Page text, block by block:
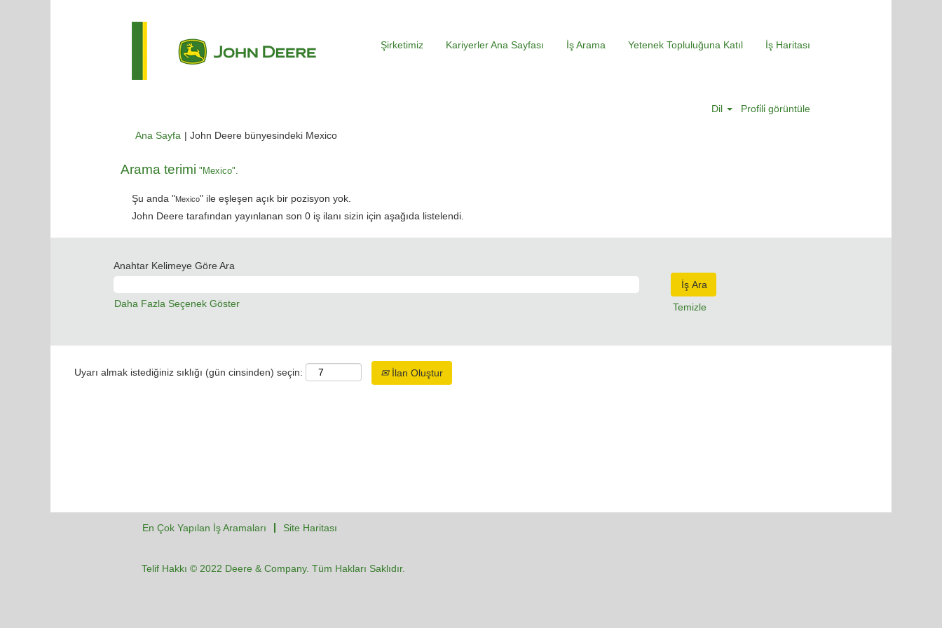
Şirketimiz Kariyerler Ana Sayfası İş Arama Yetenek Topluluğuna Katıl İş Haritası
Dil Profi̇li̇ görüntüle
Ana Sayfa | John Deere bünyesindeki Mexico(mevcut
Arama terimi "Mexico".
Şu anda "Mexico" ile eşleşen açık bir pozisyon yok.
John Deere tarafından yayınlanan son 0 iş ilanı sizin için aşağıda listelendi.
Anahtar Kelimeye Göre Ara
Daha Fazla Seçenek Göster Temizle
Uyarı almak istediğiniz sıklığı (gün cinsinden) seçin: İlan Oluştur
En Çok Yapılan İş Aramaları Site Haritası
Telif Hakkı © 2022 Deere & Company. Tüm Hakları Saklıdır.